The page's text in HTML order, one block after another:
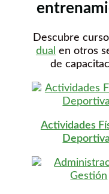
Descubre
dual en otros
de
Actividades